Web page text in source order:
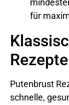
für
Rezepte
Putenbrust
schnelle,